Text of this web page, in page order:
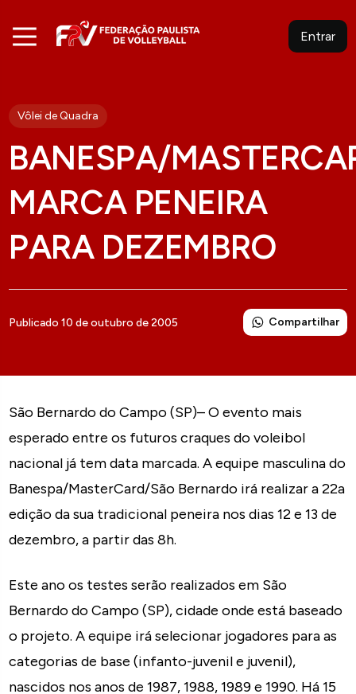
Entrar
Vôlei de Quadra
BANESPA/
MARCA PENEIRA
PARA DEZEMBRO
Publicado 10 de outubro de 2005 Compartilhar
São Bernardo do Campo (SP)– O evento mais
esperado entre os futuros craques do voleibol
nacional já tem data marcada. A equipe masculina do
Banespa/MasterCard/São Bernardo irá realizar a 22a
edição da sua tradicional peneira nos dias 12 e 13 de
dezembro, a partir das 8h.
Este ano os testes serão realizados em São
Bernardo do Campo (SP), cidade onde está baseado
o projeto. A equipe irá selecionar jogadores para as
categorias de base (infanto-juvenil e juvenil),
nascidos nos anos de 1987, 1988, 1989 e 1990. Há 15